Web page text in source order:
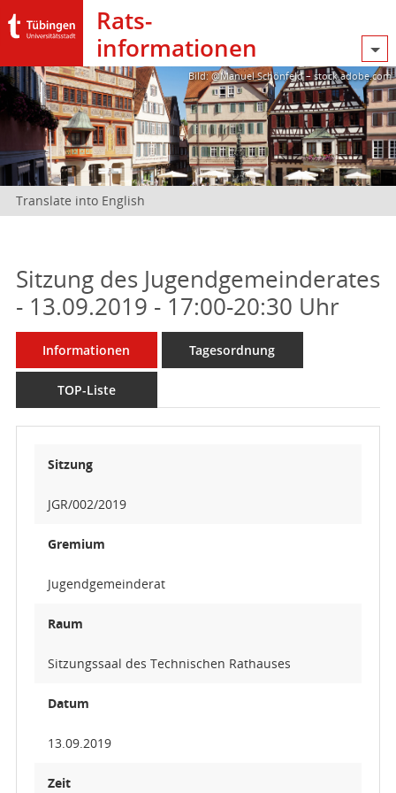
Rats­
informationen
Bild: @Manuel Schönfeld – stock.adobe.com
Translate into English
Sitzung des Jugendgemeinderates
- 13.09.2019 - 17:00-20:30 Uhr
Informationen Tagesordnung
TOP-Liste
Sitzung
JGR/002/2019
Gremium
Jugendgemeinderat
Raum
Sitzungssaal des Technischen Rathauses
Datum
13.09.2019
Zeit